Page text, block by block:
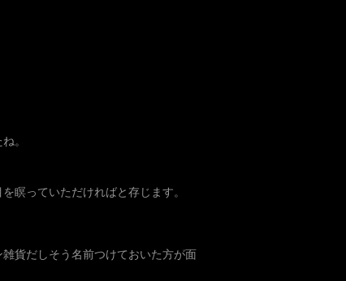
。
瞑っていただければと存じます。
貨だしそう名前つけておいた方が面